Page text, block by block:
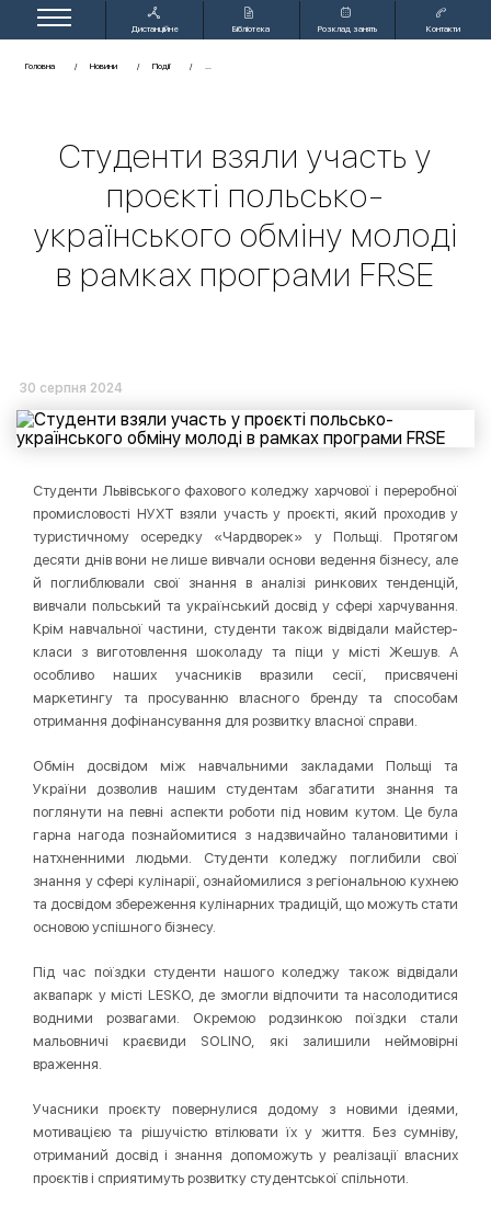
Дистанційне
Бібліотека Розклад занять Контакти
Головна Новини Події
Студенти взяли участь у
проєкті польсько-
українського обміну молоді
в рамках програми FRSE
30 серпня 2024
Студенти Львівського фахового коледжу харчової і переробної
промисловості НУХТ взяли участь у проєкті, який проходив у
туристичному осередку «Чардворек» у Польщі. Протягом
десяти днів вони не лише вивчали основи ведення бізнесу, але
й поглиблювали свої знання в аналізі ринкових тенденцій,
вивчали польський та український досвід у сфері харчування.
Крім навчальної частини, студенти також відвідали майстер-
класи з виготовлення шоколаду та піци у місті Жешув. А
особливо наших учасників вразили сесії, присвячені
маркетингу та просуванню власного бренду та способам
отримання дофінансування для розвитку власної справи.
Обмін досвідом між навчальними закладами Польщі та
України дозволив нашим студентам збагатити знання та
поглянути на певні аспекти роботи під новим кутом. Це була
гарна нагода познайомитися з надзвичайно талановитими і
натхненними людьми. Студенти коледжу поглибили свої
знання у сфері кулінарії, ознайомилися з регіональною кухнею
та досвідом збереження кулінарних традицій, що можуть стати
основою успішного бізнесу.
Під час поїздки студенти нашого коледжу також відвідали
аквапарк у місті LESKO, де змогли відпочити та насолодитися
водними розвагами. Окремою родзинкою поїздки стали
мальовничі краєвиди SOLINO, які залишили неймовірні
враження.
Учасники проєкту повернулися додому з новими ідеями,
мотивацією та рішучістю втілювати їх у життя. Без сумніву,
отриманий досвід і знання допоможуть у реалізації власних
проєктів і сприятимуть розвитку студентської спільноти.